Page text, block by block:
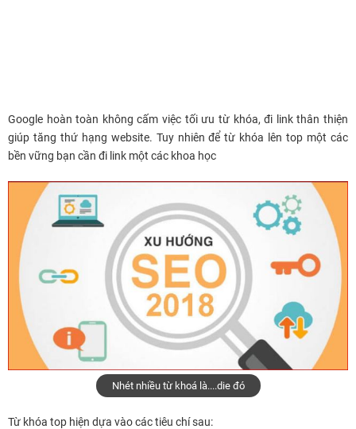
Google hoàn toàn không cấm việc tối ưu từ khóa, đi link thân thiện
giúp tăng thứ hạng website. Tuy nhiên để từ khóa lên top một các
bền vững bạn cần đi link một các khoa học
Nhét nhiều từ khoá là....die đó
Từ khóa top hiện dựa vào các tiêu chí sau: